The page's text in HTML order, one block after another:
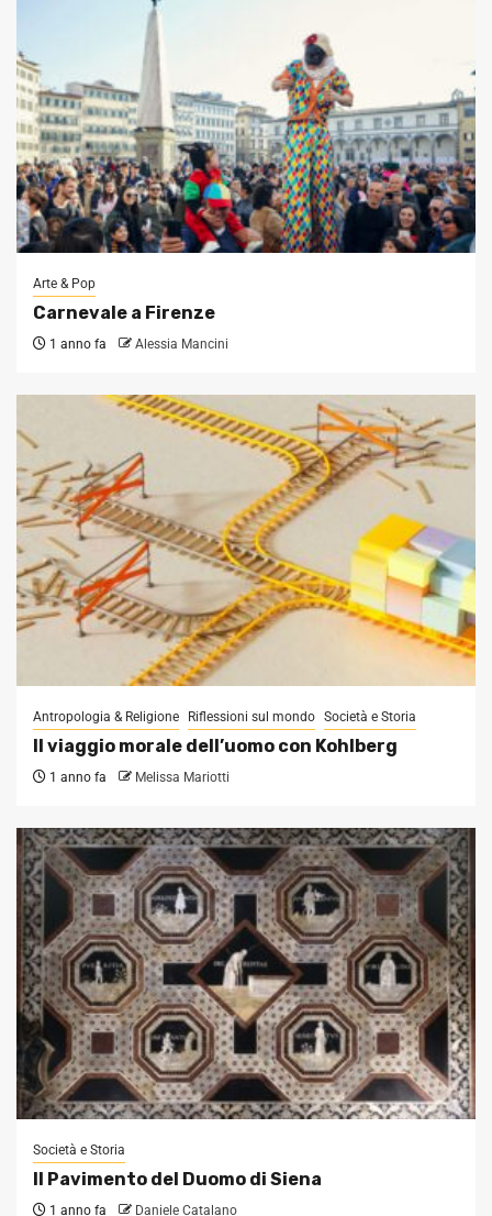
Arte & Pop
Carnevale a Firenze
1 anno fa Alessia Mancini
Antropologia & Religione Riflessioni sul mondo Società e Storia
Il viaggio morale dell’uomo con Kohlberg
1 anno fa Melissa Mariotti
Società e Storia
Il Pavimento del Duomo di Siena
1 anno fa Daniele Catalano